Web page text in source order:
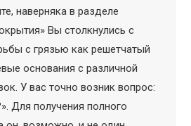
наверняка в разделе
Вы столкнулись с
с грязью как решетчатый
основания с различной
У вас точно возник вопрос:
Для получения полного